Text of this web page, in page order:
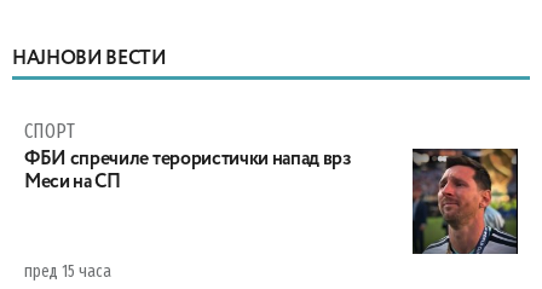
НАЈНОВИ ВЕСТИ
СПОРТ
ФБИ спречиле терористички напад врз
Меси на СП
пред 15 часа